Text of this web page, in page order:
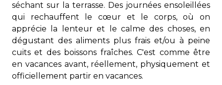
séchant sur la terrasse. Des journées ensoleillées
qui rechauffent le cœur et le corps, où on
apprécie la lenteur et le calme des choses, en
dégustant des aliments plus frais et/ou à peine
cuits et des boissons fraîches. C'est comme être
en vacances avant, réellement, physiquement et
officiellement partir en vacances.